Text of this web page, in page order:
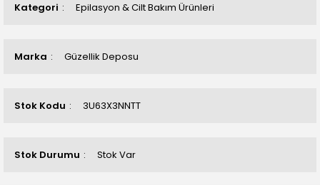
Kategori Epilasyon & Cilt Bakım Ürünleri
Marka Güzellik Deposu
Stok Kodu 3U63X3NNTT
Stok Durumu Stok Var